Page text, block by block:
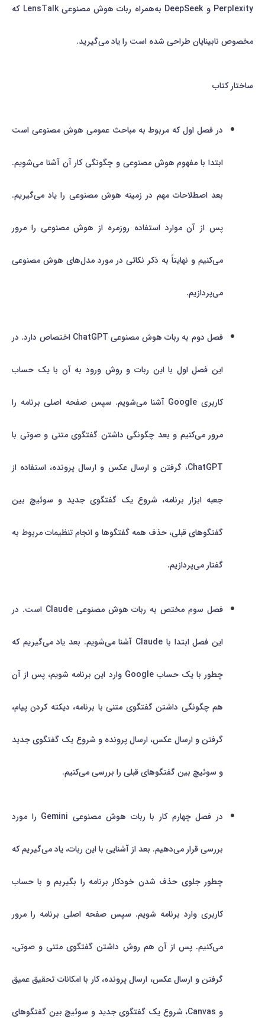
Perplexity و DeepSeek به‌همراه ربات هوش مصنوعی LensTalk که
مخصوص نابینایان طراحی شده است را یاد می‌گیرید.
ساختار کتاب
در فصل اول که مربوط به مباحث عمومی هوش مصنوعی است
ابتدا با مفهوم هوش مصنوعی و چگونگی کار آن آشنا می‌شویم.
بعد اصطلاحات مهم در زمینه هوش مصنوعی را یاد می‌گیریم.
پس از آن موارد استفاده روزمره از هوش مصنوعی را مرور
می‌کنیم و نهایتاً به ذکر نکاتی در مورد مدل‌های هوش مصنوعی
می‌پردازیم.
فصل دوم به ربات هوش مصنوعی ChatGPT اختصاص دارد. در
این فصل اول با این ربات و روش ورود به آن با یک حساب
کاربری Google آشنا می‌شویم. سپس صفحه اصلی برنامه را
مرور می‌کنیم و بعد چگونگی داشتن گفتگوی متنی و صوتی با
ChatGPT، گرفتن و ارسال عکس و ارسال پرونده، استفاده از
جعبه ابزار برنامه، شروع یک گفتگوی جدید و سوئیچ بین
گفتگوهای قبلی، حذف همه گفتگوها و انجام تنظیمات مربوط به
گفتار می‌پردازیم.
فصل سوم مختص به ربات هوش مصنوعی Claude است. در
این فصل ابتدا با Claude آشنا می‌شویم. بعد یاد می‌گیریم که
چطور با یک حساب Google وارد این برنامه شویم، پس از آن
هم چگونگی داشتن گفتگوی متنی با برنامه، دیکته کردن پیام،
گرفتن و ارسال عکس، ارسال پرونده و شروع یک گفتگوی جدید
و سوئیچ بین گفتگوهای قبلی را بررسی می‌کنیم.
در فصل چهارم کار با ربات هوش مصنوعی Gemini را مورد
بررسی قرار می‌دهیم. بعد از آشنایی با این ربات، یاد می‌گیریم که
چطور جلوی حذف شدن خودکار برنامه را بگیریم و با حساب
کاربری وارد برنامه شویم. سپس صفحه اصلی برنامه را مرور
می‌کنیم. پس از آن هم روش داشتن گفتگوی متنی و صوتی،
گرفتن و ارسال عکس، ارسال پرونده، کار با امکانات تحقیق عمیق
و Canvas، شروع یک گفتگوی جدید و سوئیچ بین گفتگوهای